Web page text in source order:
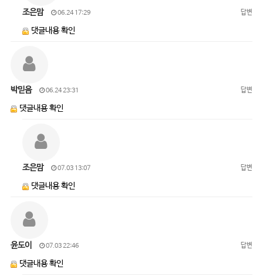
조은맘 06.24 17:29 답변
댓글내용 확인
박믿음 06.24 23:31 답변
댓글내용 확인
조은맘 07.03 13:07 답변
댓글내용 확인
윤도이 07.03 22:46 답변
댓글내용 확인